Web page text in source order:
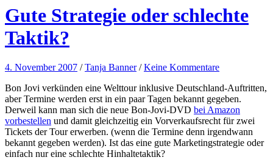
Gute Strategie oder schlechte
Taktik?
4. November 2007 /Tanja Banner /Keine Kommentare
Bon Jovi verkünden eine Welttour inklusive Deutschland-Auftritten,
aber Termine werden erst in ein paar Tagen bekannt gegeben.
Derweil kann man sich die neue Bon-Jovi-DVD bei Amazon
vorbestellen und damit gleichzeitig ein Vorverkaufsrecht für zwei
Tickets der Tour erwerben. (wenn die Termine denn irgendwann
bekannt gegeben werden). Ist das eine gute Marketingstrategie oder
einfach nur eine schlechte Hinhaltetaktik?